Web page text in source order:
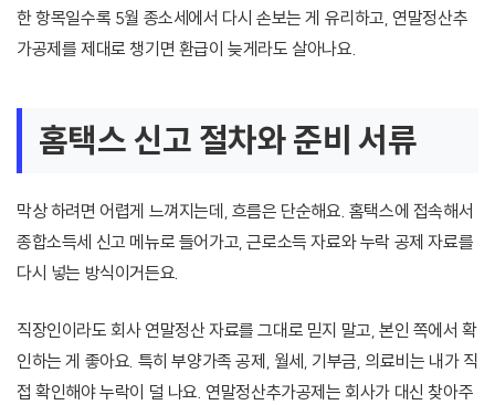
한 항목일수록 5월 종소세에서 다시 손보는 게 유리하고, 연말정산추
가공제를 제대로 챙기면 환급이 늦게라도 살아나요.
홈택스 신고 절차와 준비 서류
막상 하려면 어렵게 느껴지는데, 흐름은 단순해요. 홈택스에 접속해서
종합소득세 신고 메뉴로 들어가고, 근로소득 자료와 누락 공제 자료를
다시 넣는 방식이거든요.
직장인이라도 회사 연말정산 자료를 그대로 믿지 말고, 본인 쪽에서 확
인하는 게 좋아요. 특히 부양가족 공제, 월세, 기부금, 의료비는 내가 직
접 확인해야 누락이 덜 나요. 연말정산추가공제는 회사가 대신 찾아주